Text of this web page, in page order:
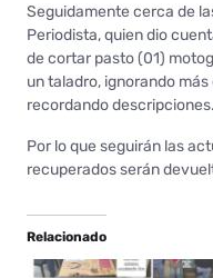
Seguidamente cerca de
Periodista, quien dio
de cortar pasto (01)
un taladro, ignorando
recordando descripciones.
Por lo que seguirán las
recuperados serán
Relacionado